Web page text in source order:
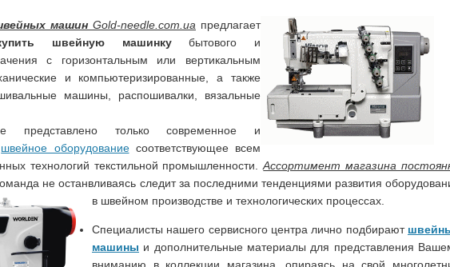
машин Gold-needle.com.ua предлагает
швейную машинкубытового и
с горизонтальным или вертикальным
и компьютеризированные, а также
машины, распошивалки, вязальные
представлено только современное и
швейное оборудованиесоответствующее всем
технологий текстильной промышленности.Ассортимент магазина
не останвливаясь следит за последними тенденциями развития
в швейном производстве и технологических процессах.
Специалисты нашего сервисного центра лично подбирают
машины и дополнительные материалы для представления
вниманию в коллекции магазина, опираясь на свой